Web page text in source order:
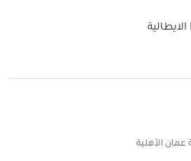
الأهلية